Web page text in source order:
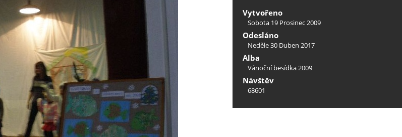
Vytvořeno
Sobota 19 Prosinec 2009
Odesláno
Neděle 30 Duben 2017
Alba
Vánoční besídka 2009
Návštěv
68601